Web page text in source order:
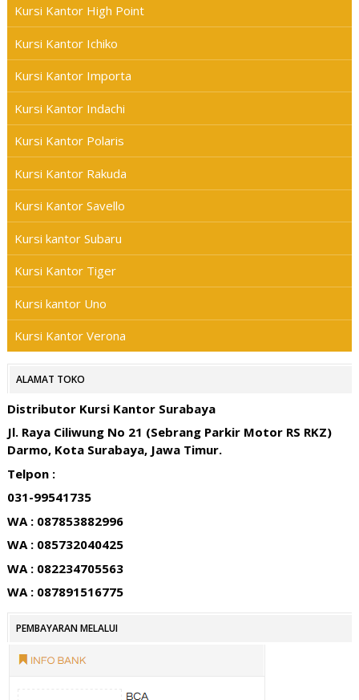
Kursi Kantor High Point
Kursi Kantor Ichiko
Kursi Kantor Importa
Kursi Kantor Indachi
Kursi Kantor Polaris
Kursi Kantor Rakuda
Kursi Kantor Savello
Kursi kantor Subaru
Kursi Kantor Tiger
Kursi kantor Uno
Kursi Kantor Verona
ALAMAT TOKO
Distributor Kursi Kantor Surabaya
Jl. Raya Ciliwung No 21 (Sebrang Parkir Motor RS RKZ)
Darmo, Kota Surabaya, Jawa Timur.
Telpon :
031-99541735
WA : 087853882996
WA : 085732040425
WA : 082234705563
WA : 087891516775
PEMBAYARAN MELALUI